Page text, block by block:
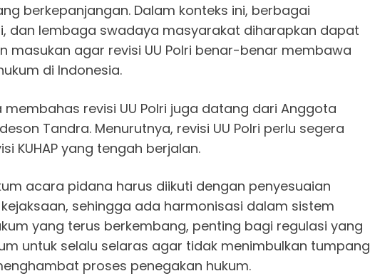
berkepanjangan. Dalam konteks ini, berbagai
dan lembaga swadaya masyarakat diharapkan dapat
masukan agar revisi UU Polri benar-benar membawa
di Indonesia.
revisi UU Polri juga datang dari Anggota
Tandra. Menurutnya, revisi UU Polri perlu segera
KUHAP yang tengah berjalan.
acara pidana harus diikuti dengan penyesuaian
sehingga ada harmonisasi dalam sistem
yang terus berkembang, penting bagi regulasi yang
untuk selalu selaras agar tidak menimbulkan tumpang
proses penegakan hukum.